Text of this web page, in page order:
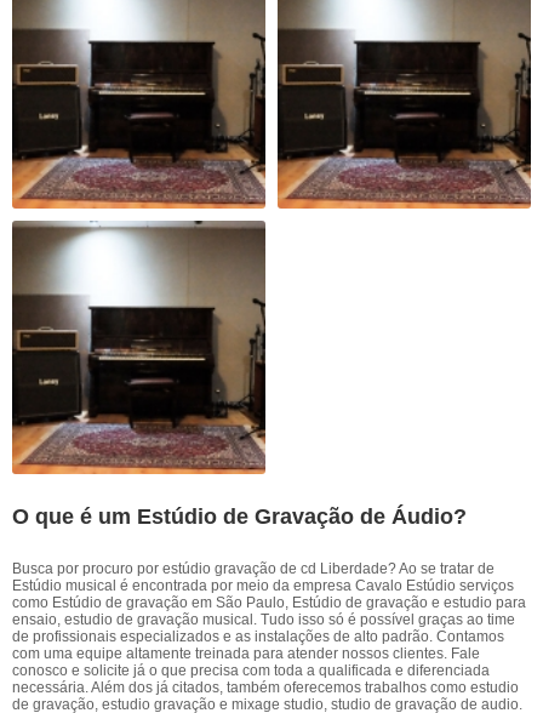
O que é um Estúdio de Gravação de Áudio?
Busca por procuro por estúdio gravação de cd Liberdade? Ao se tratar de
Estúdio musical é encontrada por meio da empresa Cavalo Estúdio serviços
como Estúdio de gravação em São Paulo, Estúdio de gravação e estudio para
ensaio, estudio de gravação musical. Tudo isso só é possível graças ao time
de profissionais especializados e as instalações de alto padrão. Contamos
com uma equipe altamente treinada para atender nossos clientes. Fale
conosco e solicite já o que precisa com toda a qualificada e diferenciada
necessária. Além dos já citados, também oferecemos trabalhos como estudio
de gravação, estudio gravação e mixage studio, studio de gravação de audio.